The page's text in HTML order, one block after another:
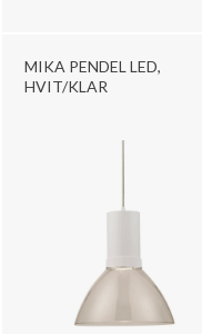
MIKA PENDEL LED,
HVIT/KLAR